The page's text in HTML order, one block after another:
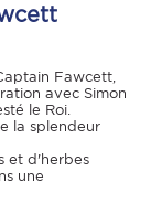
Fawcett,
avec Simon
le Roi.
la splendeur
et d'herbes
une